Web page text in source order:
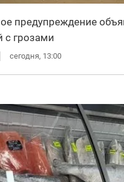
предупреждение
с грозами
сегодня, 13:00